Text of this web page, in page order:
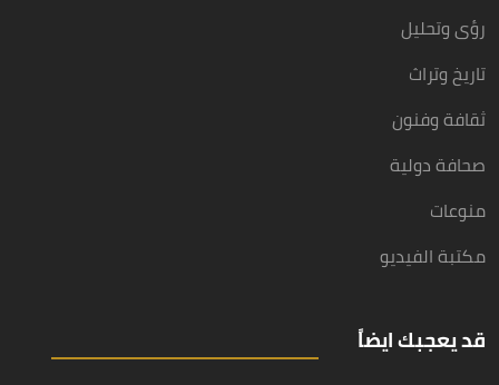
رؤى وتحليل
تاريخ وتراث
ثقافة وفنون
صحافة دولية
منوعات
مكتبة الفيديو
قد يعجبك ايضاً